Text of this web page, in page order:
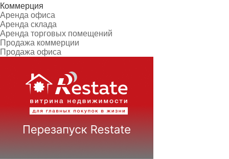
Коммерция
Аренда офиса
Аренда склада
Аренда торговых помещений
Продажа коммерции
Продажа офиса